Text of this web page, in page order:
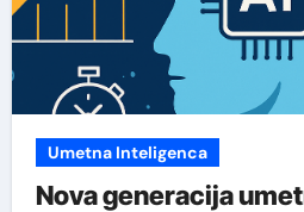
Umetna Inteligenca
Nova generacija